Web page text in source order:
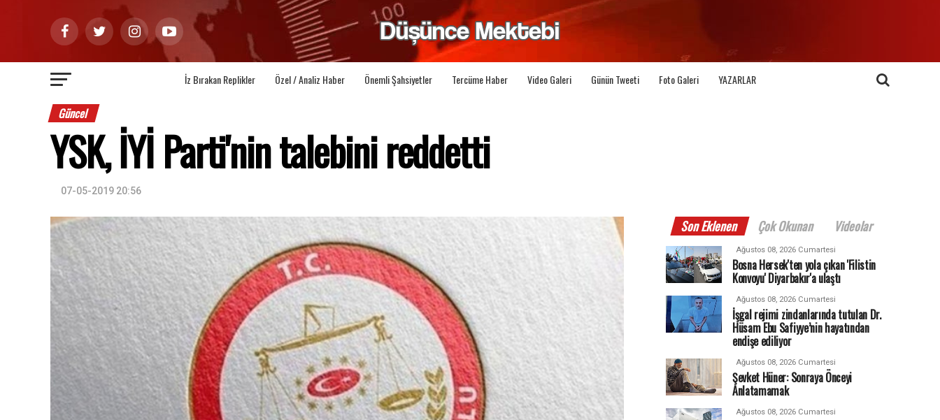
İz Bırakan Replikler Özel / Analiz Haber Önemli Şahsiyetler Tercüme Haber Video Galeri Günün Tweeti Foto Galeri YAZARLAR
Güncel
YSK, İYİ Parti'nin talebini reddetti
07-05-2019 20:56
Son Eklenen Çok Okunan Videolar
Ağustos 08, 2026 Cumartesi
Bosna Hersek'ten yola çıkan 'Filistin
Konvoyu' Diyarbakır'a ulaştı
Ağustos 08, 2026 Cumartesi
İşgal rejimi zindanlarında tutulan Dr.
Hüsam Ebu Safiyye’nin hayatından
endişe ediliyor
Ağustos 08, 2026 Cumartesi
Şevket Hüner: Sonraya Önceyi
Anlatamamak
Ağustos 08, 2026 Cumartesi